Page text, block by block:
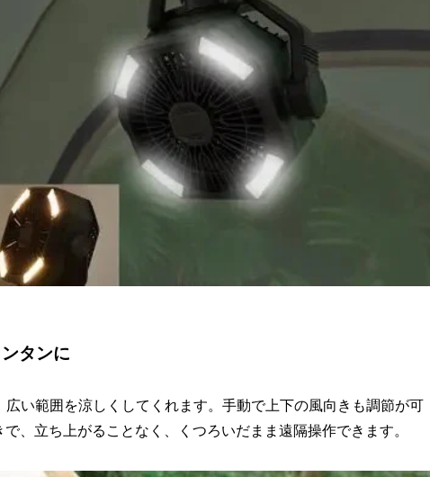
タンに
い範囲を涼しくしてくれます。手動で上下の風向きも調節が可
、立ち上がることなく、くつろいだまま遠隔操作できます。